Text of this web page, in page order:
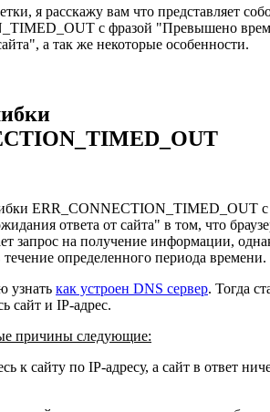
я расскажу вам что представляет
с фразой "Превышено
а так же некоторые особенности.
ERR_CONNECTION_TIMED_OUT с
ответа от сайта" в том, что
запрос на получение информации,
течение определенного периода времени.
узнать как устроен DNS сервер. Тогда
сайт и IP-адрес.
причины следующие:
к сайту по IP-адресу, а сайт в ответ